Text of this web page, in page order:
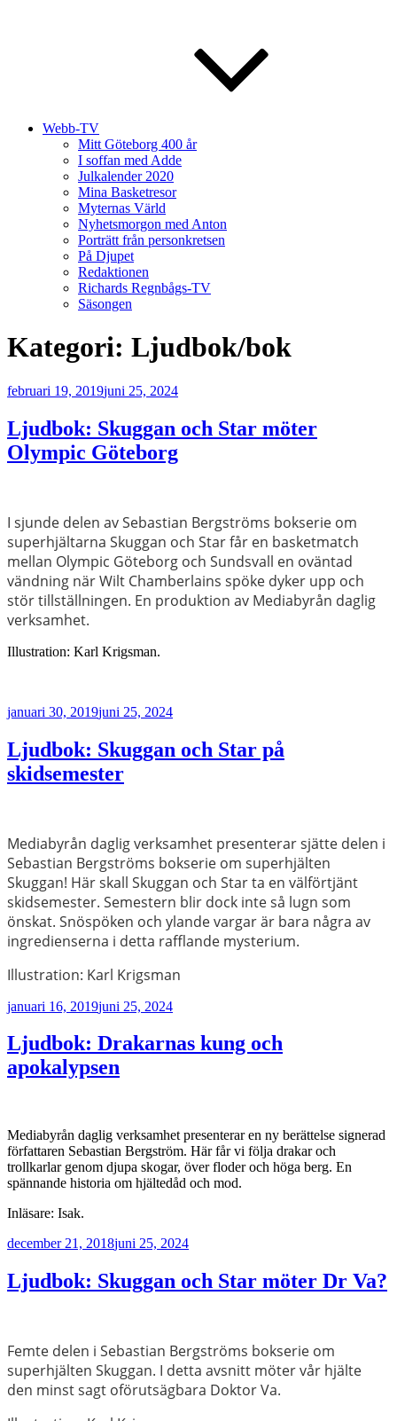
Webb-TV
Mitt Göteborg 400 år
I soffan med Adde
Julkalender 2020
Mina Basketresor
Myternas Värld
Nyhetsmorgon med Anton
Porträtt från personkretsen
På Djupet
Redaktionen
Richards Regnbågs-TV
Säsongen
Kategori: Ljudbok/bok
Publicerat
februari 19, 2019juni 25, 2024
Ljudbok: Skuggan och Star möter
Olympic Göteborg
I sjunde delen av Sebastian Bergströms bokserie om
superhjältarna Skuggan och Star får en basketmatch
mellan Olympic Göteborg och Sundsvall en oväntad
vändning när Wilt Chamberlains spöke dyker upp och
stör tillställningen. En produktion av Mediabyrån daglig
verksamhet.
Illustration: Karl Krigsman.
Publicerat
januari 30, 2019juni 25, 2024
Ljudbok: Skuggan och Star på
skidsemester
Mediabyrån daglig verksamhet presenterar sjätte delen i
Sebastian Bergströms bokserie om superhjälten
Skuggan! Här skall Skuggan och Star ta en välförtjänt
skidsemester. Semestern blir dock inte så lugn som
önskat. Snöspöken och ylande vargar är bara några av
ingredienserna i detta rafflande mysterium.
Illustration: Karl Krigsman
Publicerat
januari 16, 2019juni 25, 2024
Ljudbok: Drakarnas kung och
apokalypsen
Mediabyrån daglig verksamhet presenterar en ny berättelse signerad
författaren Sebastian Bergström. Här får vi följa drakar och
trollkarlar genom djupa skogar, över floder och höga berg. En
spännande historia om hjältedåd och mod.
Inläsare: Isak.
Publicerat
december 21, 2018juni 25, 2024
Ljudbok: Skuggan och Star möter Dr Va?
Femte delen i Sebastian Bergströms bokserie om
superhjälten Skuggan. I detta avsnitt möter vår hjälte
den minst sagt oförutsägbara Doktor Va.